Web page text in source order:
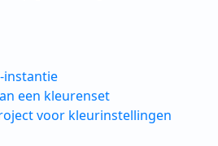
instantie
een kleurenset
voor kleurinstellingen